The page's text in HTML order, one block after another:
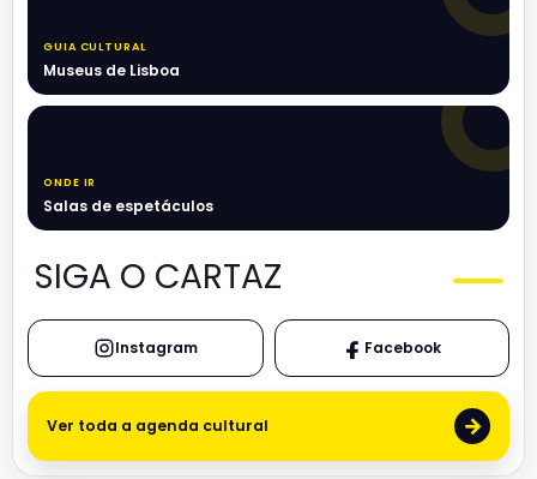
GUIA CULTURAL
Museus de Lisboa
ONDE IR
Salas de espetáculos
SIGA O CARTAZ
Instagram Facebook
Ver toda a agenda cultural →